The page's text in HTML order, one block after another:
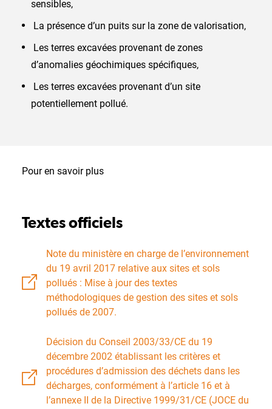
sensibles,
La présence d’un puits sur la zone de valorisation,
Les terres excavées provenant de zones
d’anomalies géochimiques spécifiques,
Les terres excavées provenant d’un site
potentiellement pollué.
Pour en savoir plus
Textes officiels
Note du ministère en charge de l’environnement
du 19 avril 2017 relative aux sites et sols
pollués : Mise à jour des textes
méthodologiques de gestion des sites et sols
pollués de 2007.
Décision du Conseil 2003/33/CE du 19
décembre 2002 établissant les critères et
procédures d’admission des déchets dans les
décharges, conformément à l’article 16 et à
l’annexe II de la Directive 1999/31/CE (JOCE du